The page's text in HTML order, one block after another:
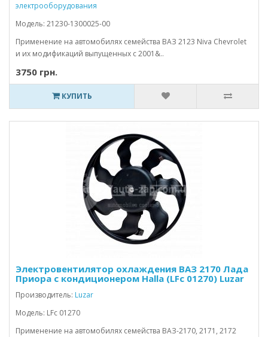
электрооборудования
Модель: 21230-1300025-00
Применение на автомобилях семейства ВАЗ 2123 Niva Chevrolet
и их модификаций выпущенных с 2001&..
3750 грн.
КУПИТЬ
Электровентилятор охлаждения ВАЗ 2170 Лада
Приора с кондиционером Halla (LFc 01270) Luzar
Производитель: Luzar
Модель: LFc 01270
Применение на автомобилях семейства ВАЗ-2170, 2171, 2172